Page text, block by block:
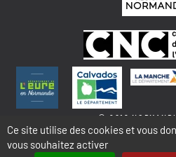
© 2018
Ce site utilise des cookies et vous
vous souhaitez activer